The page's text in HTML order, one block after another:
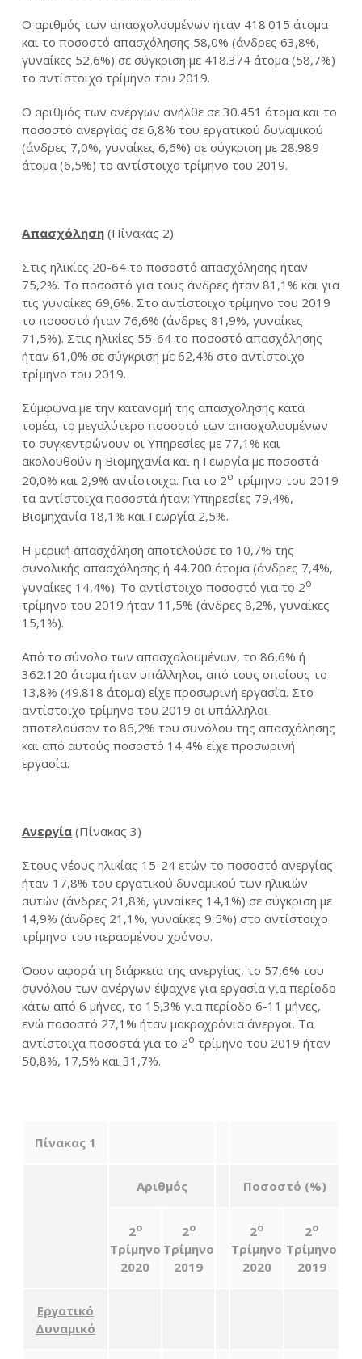
Ο αριθμός των απασχολουμένων ήταν 418.015 άτομα
και το ποσοστό απασχόλησης 58,0% (άνδρες 63,8%,
γυναίκες 52,6%) σε σύγκριση με 418.374 άτομα (58,7%)
το αντίστοιχο τρίμηνο του 2019.
Ο αριθμός των ανέργων ανήλθε σε 30.451 άτομα και το
ποσοστό ανεργίας σε 6,8% του εργατικού δυναμικού
(άνδρες 7,0%, γυναίκες 6,6%) σε σύγκριση με 28.989
άτομα (6,5%) το αντίστοιχο τρίμηνο του 2019.
Απασχόληση (Πίνακας 2)
Στις ηλικίες 20-64 το ποσοστό απασχόλησης ήταν
75,2%. Το ποσοστό για τους άνδρες ήταν 81,1% και για
τις γυναίκες 69,6%. Στο αντίστοιχο τρίμηνο του 2019
το ποσοστό ήταν 76,6% (άνδρες 81,9%, γυναίκες
71,5%). Στις ηλικίες 55-64 το ποσοστό απασχόλησης
ήταν 61,0% σε σύγκριση με 62,4% στο αντίστοιχο
τρίμηνο του 2019.
Σύμφωνα με την κατανομή της απασχόλησης κατά
τομέα, το μεγαλύτερο ποσοστό των απασχολουμένων
το συγκεντρώνουν οι Υπηρεσίες με 77,1% και
ακολουθούν η Βιομηχανία και η Γεωργία με ποσοστά
20,0% και 2,9% αντίστοιχα. Για το 2ο τρίμηνο του 2019
τα αντίστοιχα ποσοστά ήταν: Υπηρεσίες 79,4%,
Βιομηχανία 18,1% και Γεωργία 2,5%.
Η μερική απασχόληση αποτελούσε το 10,7% της
συνολικής απασχόλησης ή 44.700 άτομα (άνδρες 7,4%,
γυναίκες 14,4%). Το αντίστοιχο ποσοστό για το 2ο
τρίμηνο του 2019 ήταν 11,5% (άνδρες 8,2%, γυναίκες
15,1%).
Από το σύνολο των απασχολουμένων, το 86,6% ή
362.120 άτομα ήταν υπάλληλοι, από τους οποίους το
13,8% (49.818 άτομα) είχε προσωρινή εργασία. Στο
αντίστοιχο τρίμηνο του 2019 οι υπάλληλοι
αποτελούσαν το 86,2% του συνόλου της απασχόλησης
και από αυτούς ποσοστό 14,4% είχε προσωρινή
εργασία.
Ανεργία (Πίνακας 3)
Στους νέους ηλικίας 15-24 ετών το ποσοστό ανεργίας
ήταν 17,8% του εργατικού δυναμικού των ηλικιών
αυτών (άνδρες 21,8%, γυναίκες 14,1%) σε σύγκριση με
14,9% (άνδρες 21,1%, γυναίκες 9,5%) στο αντίστοιχο
τρίμηνο του περασμένου χρόνου.
Όσον αφορά τη διάρκεια της ανεργίας, το 57,6% του
συνόλου των ανέργων έψαχνε για εργασία για περίοδο
κάτω από 6 μήνες, το 15,3% για περίοδο 6-11 μήνες,
ενώ ποσοστό 27,1% ήταν μακροχρόνια άνεργοι. Τα
αντίστοιχα ποσοστά για το 2ο τρίμηνο του 2019 ήταν
50,8%, 17,5% και 31,7%.
Πίνακας 1
Αριθμός Ποσοστό (%)
2ο
Τρίμηνο
2020
2ο
Τρίμηνο
2019
2ο
Τρίμηνο
2020
2ο
Τρίμηνο
2019
Εργατικό
Δυναμικό